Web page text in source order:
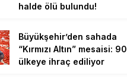
halde ölü bulundu!
Büyükşehir’den sahada
“Kırmızı Altın” mesaisi: 90
ülkeye ihraç ediliyor